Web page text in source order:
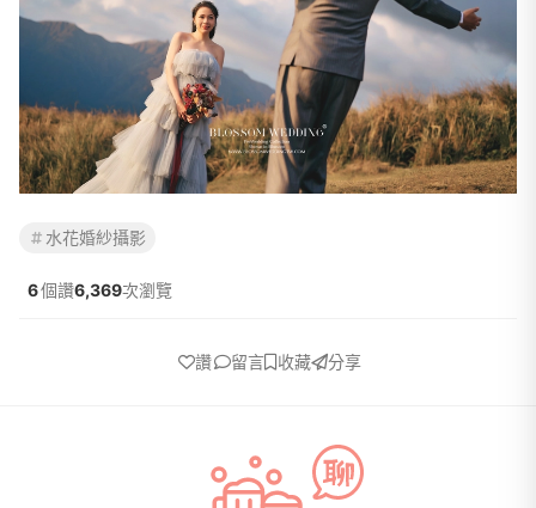
水花婚紗攝影
6個讚6,369次瀏覽
讚 留言 收藏 分享